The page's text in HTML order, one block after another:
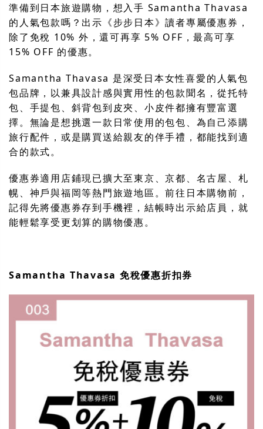
準備到日本旅遊購物，想入手 Samantha Thavasa
的人氣包款嗎？出示《步步日本》讀者專屬優惠券，
除了免稅 10% 外，還可再享 5% OFF，最高可享
15% OFF 的優惠。
Samantha Thavasa 是深受日本女性喜愛的人氣包
包品牌，以兼具設計感與實用性的包款聞名，從托特
包、手提包、斜背包到皮夾、小皮件都擁有豐富選
擇。無論是想挑選一款日常使用的包包、為自己添購
旅行配件，或是購買送給親友的伴手禮，都能找到適
合的款式。
優惠券適用店鋪現已擴大至東京、京都、名古屋、札
幌、神戶與福岡等熱門旅遊地區。前往日本購物前，
記得先將優惠券存到手機裡，結帳時出示給店員，就
能輕鬆享受更划算的購物優惠。
Samantha Thavasa 免稅優惠折扣券